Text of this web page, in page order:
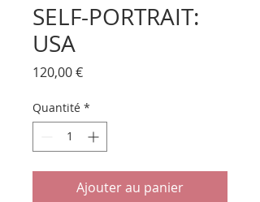
SELF-PORTRAIT:
USA
120,00 €Prix
Quantité *
Ajouter au panier